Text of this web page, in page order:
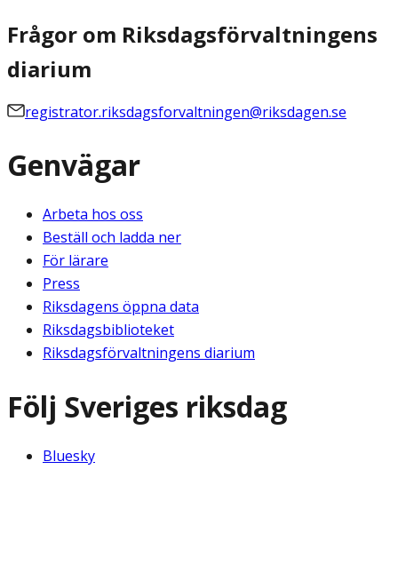
Frågor om Riksdagsförvaltningens
diarium
registrator.riksdagsforvaltningen@riksdagen.se
Genvägar
Arbeta hos oss
Beställ och ladda ner
För lärare
Press
Riksdagens öppna data
Riksdagsbiblioteket
Riksdagsförvaltningens diarium
Följ Sveriges riksdag
Bluesky